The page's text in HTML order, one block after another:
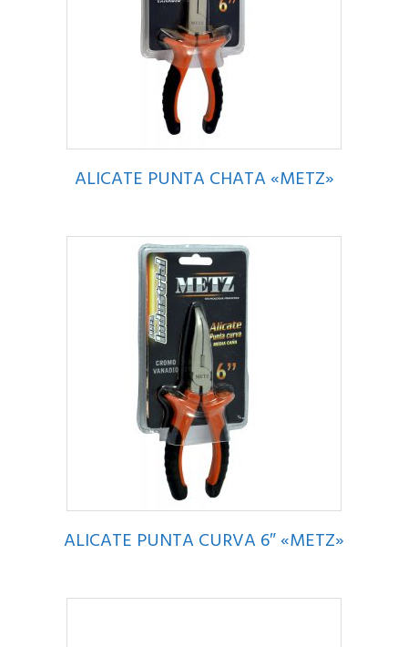
ALICATE PUNTA CHATA «METZ»
ALICATE PUNTA CURVA 6″ «METZ»